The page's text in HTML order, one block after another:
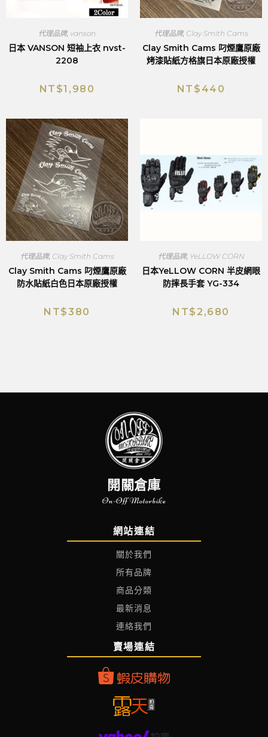
代理品牌, vanson
日本 VANSON 短袖上衣 nvst-
2208
NT$1,980
代理品牌, Clay Smith Cams
Clay Smith Cams 叼煙鷹原廠
烤漆貼紙方格旗日本原廠授權
NT$ 440
代理品牌, Clay Smith Cams
Clay Smith Cams 叼煙鷹原廠
防水貼紙白色日本原廠授權
NT$380
代理品牌, YeLLOW CORN
日本YeLLOW CORN 半皮網眼
防摔長手套 YG-334
NT$ 2,680
開關倉庫
On-Off Motorbike
網站連結
關於我們
所有品牌
商品分類
最新消息
連絡我們
賣場連結